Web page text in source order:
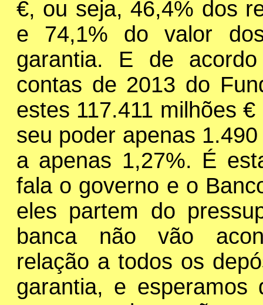
€, ou seja, 46,4% dos
e 74,1% do valor
garantia. E de
contas de 2013 do
estes 117.411 milhões
seu poder apenas
a apenas 1,27%. É
fala o governo e o
eles partem do
banca não vão
relação a todos os
garantia, e esperamos